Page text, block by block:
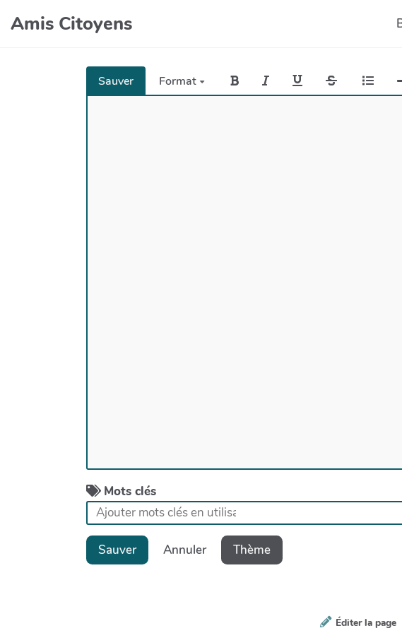
Amis Citoyens
Sauver Format
Mots clés
Sauver Annuler Thème
Éditer la page